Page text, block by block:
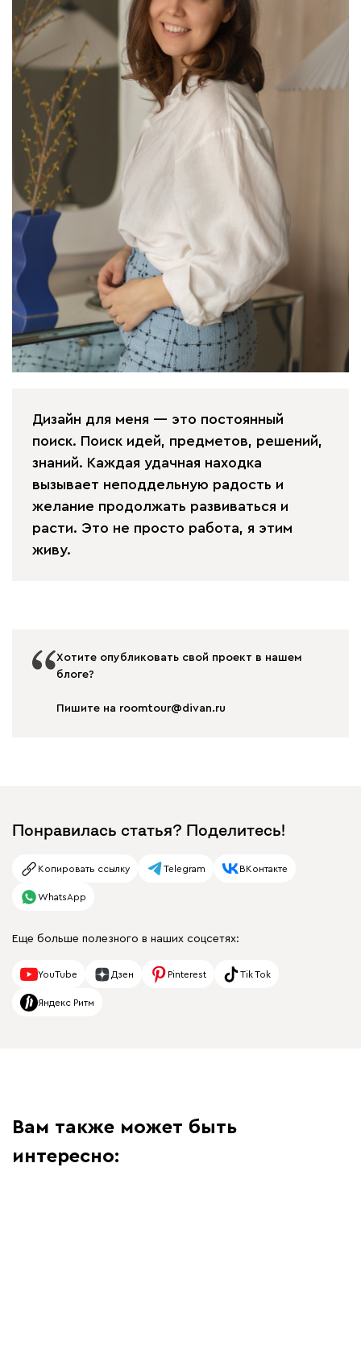
Дизайн для меня — это постоянный
поиск. Поиск идей, предметов, решений,
знаний. Каждая удачная находка
вызывает неподдельную радость и
желание продолжать развиваться и
расти. Это не просто работа, я этим
живу.
Хотите опубликовать свой проект в нашем
блоге?
Пишите на roomtour@divan.ru
Понравилась статья? Поделитесь!
Копировать ссылку Telegram ВКонтакте
WhatsApp
Еще больше полезного в наших соцсетях:
YouTube Дзен Pinterest Tik Tok
Яндекс Ритм
Вам также может быть
интересно: